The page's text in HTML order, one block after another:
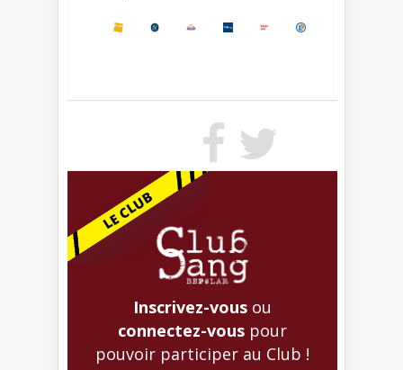
Inscrivez-vous ou
connectez-vous pour
pouvoir participer au Club !